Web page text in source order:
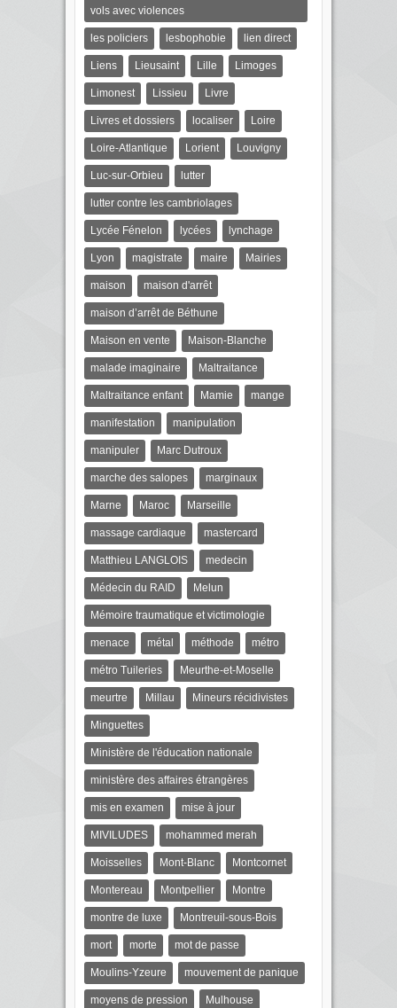
vols avec violences
les policiers lesbophobie lien direct
Liens Lieusaint Lille Limoges
Limonest Lissieu Livre
Livres et dossiers localiser Loire
Loire-Atlantique Lorient Louvigny
Luc-sur-Orbieu lutter
lutter contre les cambriolages
Lycée Fénelon lycées lynchage
Lyon magistrate maire Mairies
maison maison d'arrêt
maison d’arrêt de Béthune
Maison en vente Maison-Blanche
malade imaginaire Maltraitance
Maltraitance enfant Mamie mange
manifestation manipulation
manipuler Marc Dutroux
marche des salopes marginaux
Marne Maroc Marseille
massage cardiaque mastercard
Matthieu LANGLOIS medecin
Médecin du RAID Melun
Mémoire traumatique et victimologie
menace métal méthode métro
métro Tuileries Meurthe-et-Moselle
meurtre Millau Mineurs récidivistes
Minguettes
Ministère de l'éducation nationale
ministère des affaires étrangères
mis en examen mise à jour
MIVILUDES mohammed merah
Moisselles Mont-Blanc Montcornet
Montereau Montpellier Montre
montre de luxe Montreuil-sous-Bois
mort morte mot de passe
Moulins-Yzeure mouvement de panique
moyens de pression Mulhouse